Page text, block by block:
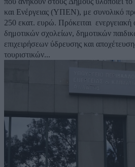
και Ενέργειας (ΥΠΕΝ), με συνολικό
250 εκατ. ευρώ. Πρόκειται ενεργειακή
δημοτικών σχολείων, δημοτικών
επιχειρήσεων ύδρευσης και
τουριστικών...